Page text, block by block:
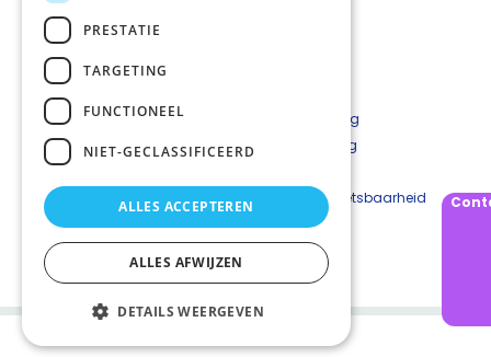
Contact
Privacyverklaring
Cookieverklaring
Beveiligingskwetsbaarheid
melden
PRESTATIE
TARGETING
FUNCTIONEEL
NIET-GECLASSIFICEERD
ALLES ACCEPTEREN
ALLES AFWIJZEN
DETAILS WEERGEVEN